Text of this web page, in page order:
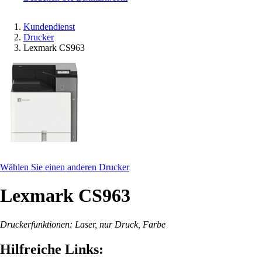
Kundendienst
Drucker
Lexmark CS963
Wählen Sie einen anderen Drucker
Lexmark CS963
Druckerfunktionen: Laser, nur Druck, Farbe
Hilfreiche Links: